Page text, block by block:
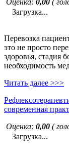
Оценка: 0,00 (
Загрузка...
Перевозка
это не просто
здоровья, стадия
необходимость
Читать далее >>>
современная
Оценка: 0,00 (
Загрузка...